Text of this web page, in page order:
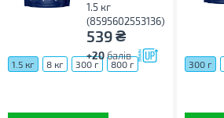
1.5 кг
(8595602553136)
539₴
+20 балів
1.5 кг 8 кг 300 г 800 г 300 г